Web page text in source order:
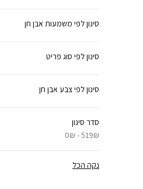
סינון לפי משמעות אבן חן
סינון לפי סוג פריט
סינון לפי צבע אבן חן
סדר סינון
0₪ - 519₪
נקה הכל